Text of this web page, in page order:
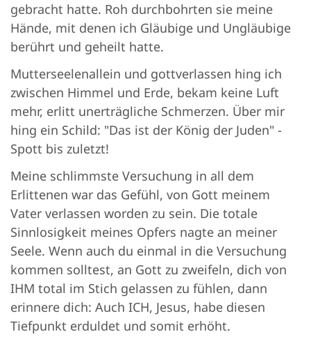
gebracht hatte. Roh durchbohrten sie meine
Hände, mit denen ich Gläubige und Ungläubige
berührt und geheilt hatte.
Mutterseelenallein und gottverlassen hing ich
zwischen Himmel und Erde, bekam keine Luft
mehr, erlitt unerträgliche Schmerzen. Über mir
hing ein Schild: "Das ist der König der Juden" -
Spott bis zuletzt!
Meine schlimmste Versuchung in all dem
Erlittenen war das Gefühl, von Gott meinem
Vater verlassen worden zu sein. Die totale
Sinnlosigkeit meines Opfers nagte an meiner
Seele. Wenn auch du einmal in die Versuchung
kommen solltest, an Gott zu zweifeln, dich von
IHM total im Stich gelassen zu fühlen, dann
erinnere dich: Auch ICH, Jesus, habe diesen
Tiefpunkt erduldet und somit erhöht.